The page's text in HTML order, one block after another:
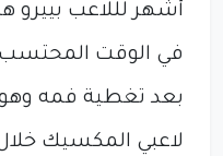
أشهر لللاعب بييرو
في الوقت المحتسب
بعد تغطية فمه
لاعبي المكسيك